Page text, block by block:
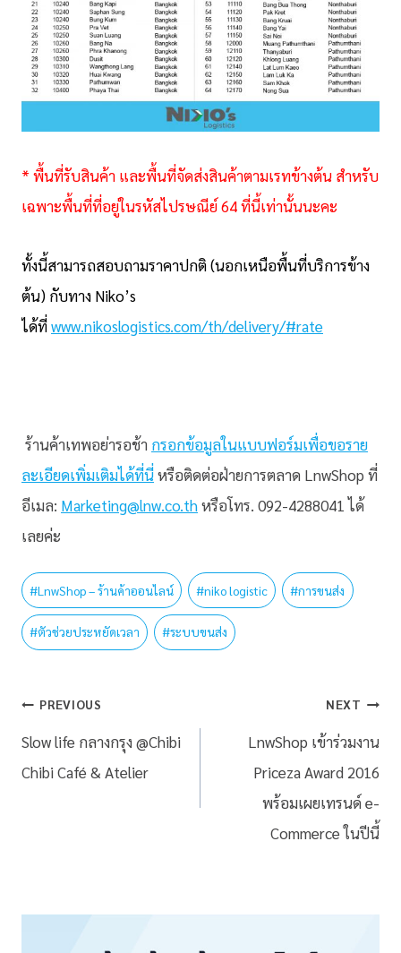
* พื้นที่รับสินค้า และพื้นที่จัดส่งสินค้าตามเรทข้างต้น สำหรับ
เฉพาะพื้นที่ที่อยู่ในรหัสไปรษณีย์ 64 ที่นี้เท่านั้นนะคะ
ทั้งนี้สามารถสอบถามราคาปกติ (นอกเหนือพื้นที่บริการข้าง
ต้น) กับทาง Niko’s
ได้ที่www.nikoslogistics.com/th/delivery/#rate
ร้านค้าเทพอย่ารอช้า กรอกข้อมูลในแบบฟอร์มเพื่อขอราย
ละเอียดเพิ่มเติมได้ที่นี่หรือติดต่อฝ่ายการตลาด LnwShop ที่
อีเมล: Marketing@lnw.co.thหรือโทร. 092-4288041 ได้
เลยค่ะ
#LnwShop – ร้านค้าออนไลน์ #niko logistic #การขนส่ง
#ตัวช่วยประหยัดเวลา #ระบบขนส่ง
PREVIOUS
Slow life กลางกรุง @Chibi
Chibi Café & Atelier
NEXT
LnwShop เข้าร่วมงาน
Priceza Award 2016
พร้อมเผยเทรนด์ e-
Commerce ในปีนี้